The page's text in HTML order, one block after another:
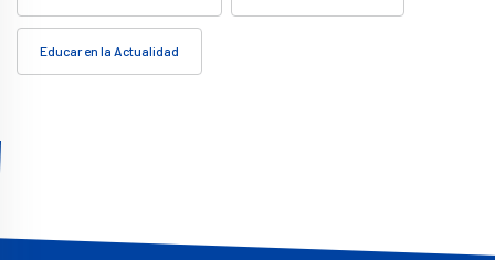
Educar en la Actualidad